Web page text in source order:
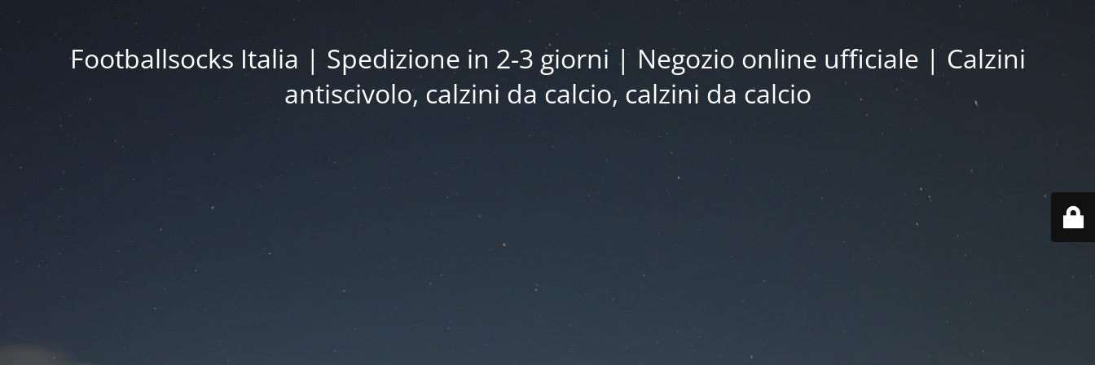
Footballsocks Italia | Spedizione in 2-3 giorni | Negozio online ufficiale | Calzini
antiscivolo, calzini da calcio, calzini da calcio